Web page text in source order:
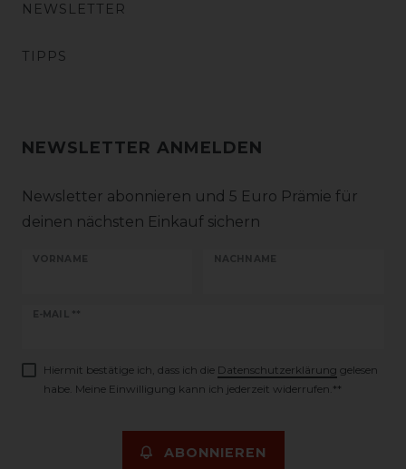
NEWSLETTER
TIPPS
NEWSLETTER ANMELDEN
Newsletter abonnieren und 5 Euro Prämie für
deinen nächsten Einkauf sichern
VORNAME NACHNAME
E-MAIL **
Newsletter
Hiermit bestätige ich, dass ich die Daten­schutz­erklärung gelesen
habe. Meine Einwilligung kann ich jederzeit widerrufen.**
ABONNIEREN